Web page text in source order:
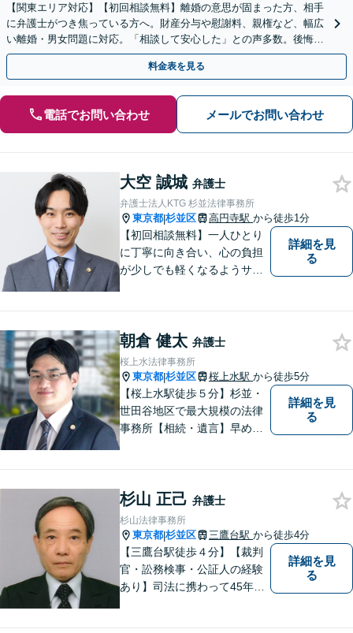
【関東エリア対応】【初回相談無料】離婚の意思が固まった方、相手
に弁護士がつき焦っている方へ。財産分与や慰謝料、親権など、幅広
い離婚・男女問題に対応。「相談して安心した」との声多数。後悔の
ない新たな人生に向けてサポートします。
料金表を見る
電話でお問い合わせ メールでお問い合わせ
大空 誠城 弁護士
弁護士法人KTG 杉並法律事務所
東京都|杉並区 高円寺駅 から徒歩1分
【初回相談無料】一人ひとり
に丁寧に向き合い、心の負担
が少しでも軽くなるようサポ
しています。【夜間や休日相
談も対応可能】【メール・WE
B面談可】
詳細を見
る
朝倉 健太 弁護士
桜上水法律事務所
東京都|杉並区 桜上水駅 から徒歩5分
【桜上水駅徒歩５分】杉並・
世田谷地区で最大規模の法律
事務所【相続・遺言】早めの
談下さい【借金・債務整理】
生活再建に向けて伴走しま
す！
詳細を見
る
杉山 正己 弁護士
杉山法律事務所
東京都|杉並区 三鷹台駅 から徒歩4分
【三鷹台駅徒歩４分】【裁判
官・訟務検事・公証人の経験
あり】司法に携わって45年以
詳細を見
る